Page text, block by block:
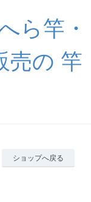
ら竿・
売の 竿
ショップへ戻る